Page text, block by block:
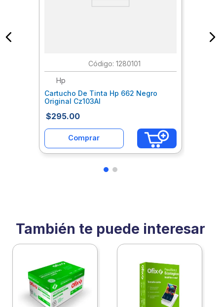
: 1280101
Hp
Cartucho De Tinta Hp 662 Negro
Original Cz103Al
$295.00
Comprar
También te puede interesar